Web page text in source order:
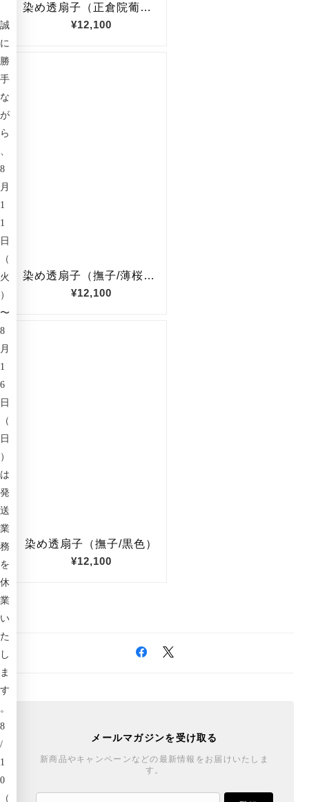
メールマガジンを受け取る
新商品やキャンペーンなどの最新情報をお届けいたしま
す。
誠
に
勝
手
な
が
ら
8
月
1
1
日
（
火
）
〜
8
月
1
6
日
（
日
）
は
発
送
業
務
を
休
業
い
た
し
ま
す
。
8
/
1
0
（